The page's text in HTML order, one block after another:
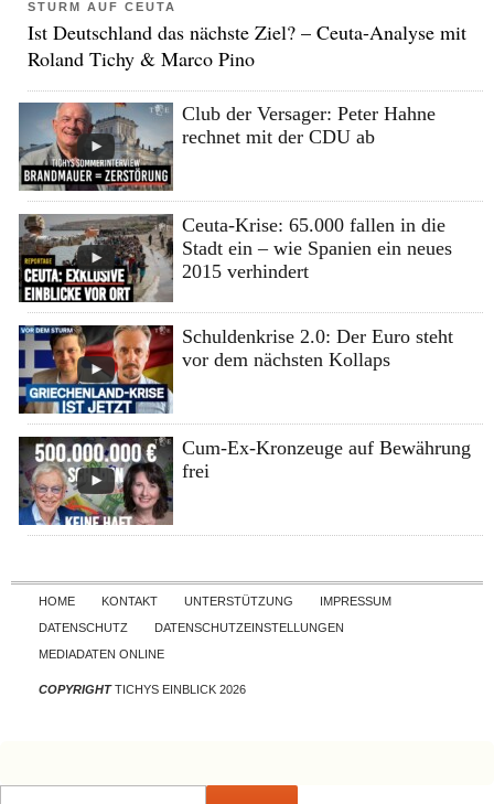
STURM AUF CEUTA
Ist Deutschland das nächste Ziel? – Ceuta-Analyse mit
Roland Tichy & Marco Pino
Club der Versager: Peter Hahne
rechnet mit der CDU ab
Ceuta-Krise: 65.000 fallen in die
Stadt ein – wie Spanien ein neues
2015 verhindert
Schuldenkrise 2.0: Der Euro steht
vor dem nächsten Kollaps
Cum-Ex-Kronzeuge auf Bewährung
frei
Skip to content
HOME KONTAKT UNTERSTÜTZUNG
IMPRESSUM
DATENSCHUTZ
DATENSCHUTZEINSTELLUNGEN
MEDIADATEN ONLINE
COPYRIGHTTICHYS EINBLICK 2026